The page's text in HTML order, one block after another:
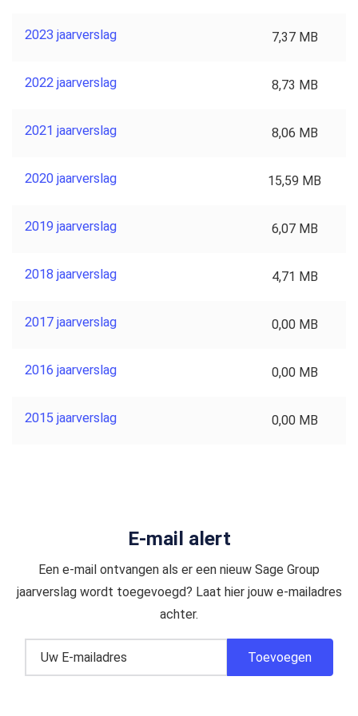
2023 jaarverslag 7,37 MB
2022 jaarverslag 8,73 MB
2021 jaarverslag 8,06 MB
2020 jaarverslag 15,59 MB
2019 jaarverslag 6,07 MB
2018 jaarverslag 4,71 MB
2017 jaarverslag 0,00 MB
2016 jaarverslag 0,00 MB
2015 jaarverslag 0,00 MB
E-mail alert
Een e-mail ontvangen als er een nieuw Sage Group
jaarverslag wordt toegevoegd? Laat hier jouw e-mailadres
achter.